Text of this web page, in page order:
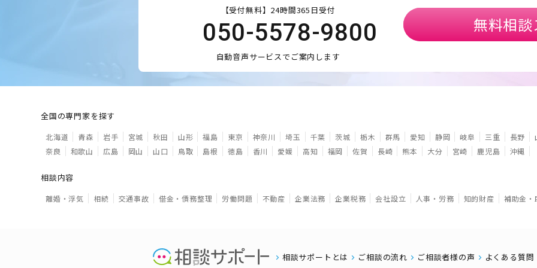
【受付無料】24時間365日受付
050-5578-9800
自動音声サービスでご案内します
無料相
全国の専門家を探す
北海道 青森 岩手 宮城 秋田 山形 福島 東京 神奈川 埼玉 千葉 茨城 栃木 群馬 愛知 静岡 岐阜 三重 長野
奈良
和歌山 広島 岡山 山口 鳥取 島根 徳島 香川 愛媛 高知 福岡 佐賀 長崎 熊本 大分 宮崎 鹿児島 沖縄
相談内容
離婚・浮気 相続 交通事故 借金・債務整理 労働問題 不動産 企業法務 企業税務 会社設立 人事・労務 知的財産 補助金・
相談サポートとは ご相談の流れ ご相談者様の声 よくある質問